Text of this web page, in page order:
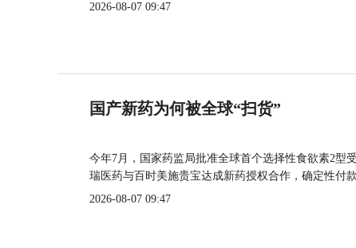
2026-08-07 09:47
国产新药为何被全球“扫货”
今年7月，国家药监局批准全球首个选择性食欲素2型
瑞医药与百时美施贵宝达成新药授权合作，确定性付
2026-08-07 09:47